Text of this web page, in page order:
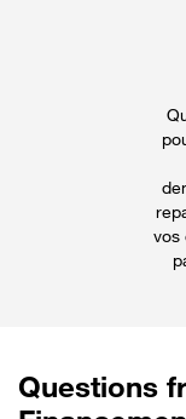
vos
Questions